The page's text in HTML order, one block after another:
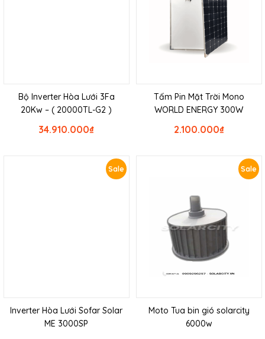
Bộ Inverter Hòa Lưới 3Fa
20Kw – ( 20000TL-G2 )
₫
34.910.000
Tấm Pin Mặt Trời Mono
WORLD ENERGY 300W
₫
2.100.000
Sale
Inverter Hòa Lưới Sofar Solar
ME 3000SP
Sale
Moto Tua bin gió solarcity
6000w